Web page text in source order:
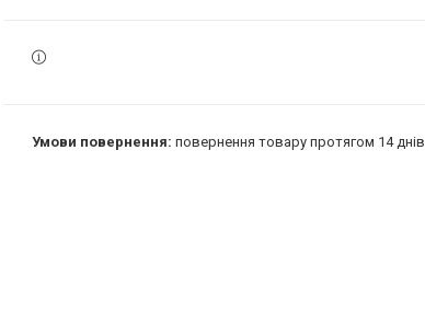
повернення товару протягом 14 днів